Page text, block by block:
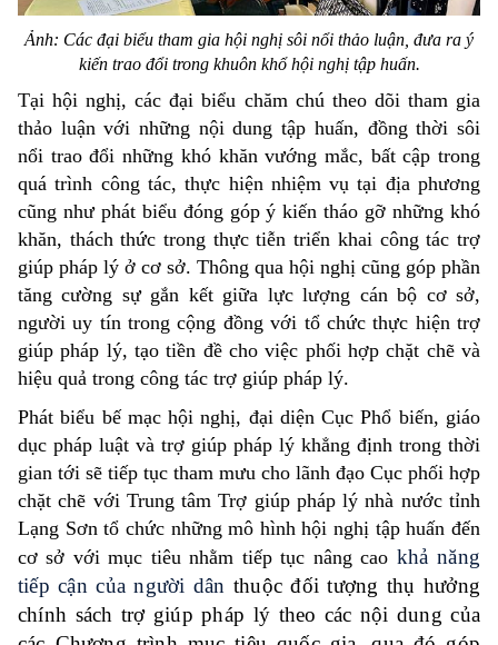
Ảnh: Các đại biểu tham gia hội nghị sôi nổi thảo luận, đưa ra ý
kiến trao đổi trong khuôn khổ hội nghị tập huấn.
Tại hội nghị, các đại biểu chăm chú theo dõi tham gia
thảo luận với những nội dung tập huấn, đồng thời sôi
nổi trao đổi những khó khăn vướng mắc, bất cập trong
quá trình công tác, thực hiện nhiệm vụ tại địa phương
cũng như phát biểu đóng góp ý kiến tháo gỡ những khó
khăn, thách thức trong thực tiễn triển khai công tác trợ
giúp pháp lý ở cơ sở. Thông qua hội nghị cũng góp phần
tăng cường sự gắn kết giữa lực lượng cán bộ cơ sở,
người uy tín trong cộng đồng với tổ chức thực hiện trợ
giúp pháp lý, tạo tiền đề cho việc phối hợp chặt chẽ và
hiệu quả trong công tác trợ giúp pháp lý.
Phát biểu bế mạc hội nghị, đại diện Cục Phổ biến, giáo
dục pháp luật và trợ giúp pháp lý khẳng định trong thời
gian tới sẽ tiếp tục tham mưu cho lãnh đạo Cục phối hợp
chặt chẽ với Trung tâm Trợ giúp pháp lý nhà nước tỉnh
Lạng Sơn tổ chức những mô hình hội nghị tập huấn đến
cơ sở với mục tiêu nhằm tiếp tục nâng cao khả năng
tiếp cận của người dân thuộc đối tượng thụ hưởng
chính sách trợ giúp pháp lý theo các nội dung của